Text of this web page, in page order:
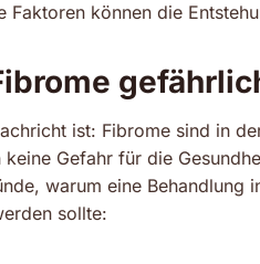
Faktoren können die
ist: Fibrome sind in
keine Gefahr für die
warum eine Behandlung
sollte: